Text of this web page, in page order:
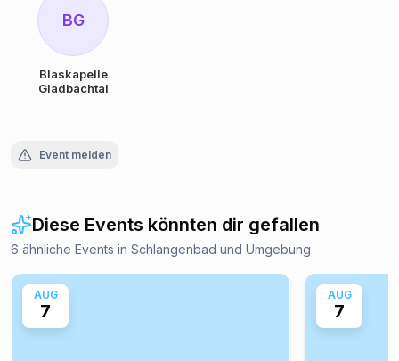
BG
Blaskapelle
Gladbachtal
Event melden
Diese Events könnten dir gefallen
6 ähnliche Events in Schlangenbad und Umgebung
AUG
7
AUG
7